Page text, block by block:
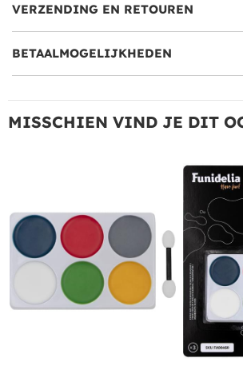
VERZENDING EN RETOUREN
BETAALMOGELIJKHEDEN
MISSCHIEN VIND JE DIT